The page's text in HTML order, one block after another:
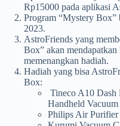
Rp15000 pada aplikasi
Program “Mystery Box”
2023.
AstroFriends yang
Box” akan
memenangkan hadiah.
Hadiah yang bisa
Box:
Tineco A10 Dash
Handheld
Philips Air Purifier